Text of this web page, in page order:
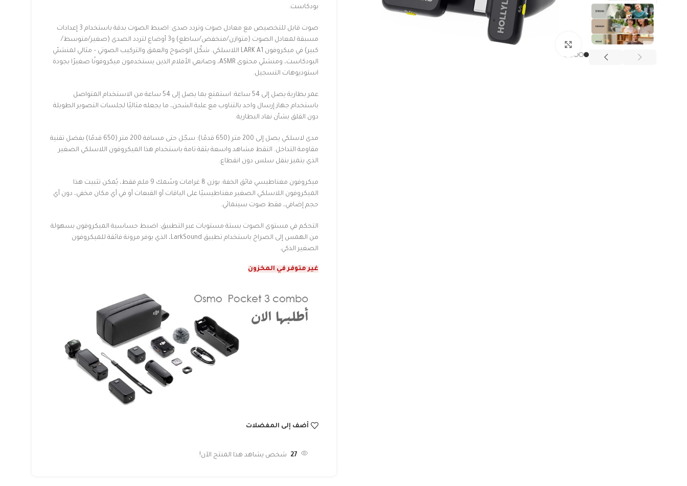
Click to enlarge
بودكاست.
صوت قابل للتخصيص مع معادل صوت وتردد صدى: اضبط الصوت بدقة باستخدام 3 إعدادات
مسبقة لمعادل الصوت (متوازن/منخفض/ساطع) و3 أوضاع لتردد الصدى (صغير/متوسط/
كبير) في ميكروفون LARK A1 اللاسلكي. شكّل الوضوح والعمق والتركيب الصوتي – مثالي لمنشئي
البودكاست، ومنشئي محتوى ASMR، وصانعي الأفلام الذين يستخدمون ميكروفونًا صغيرًا بجودة
استوديوهات التسجيل.
عمر بطارية يصل إلى 54 ساعة: استمتع بما يصل إلى 54 ساعة من الاستخدام المتواصل
باستخدام جهاز إرسال واحد بالتناوب مع علبة الشحن، ما يجعله مثاليًا لجلسات التصوير الطويلة
دون القلق بشأن نفاد البطارية.
مدى لاسلكي يصل إلى 200 متر (650 قدمًا): سجّل حتى مسافة 200 متر (650 قدمًا) بفضل تقنية
مقاومة التداخل. التقط مشاهد واسعة بثقة تامة باستخدام هذا الميكروفون اللاسلكي الصغير
الذي يتميز بنقل سلس دون انقطاع.
ميكروفون مغناطيسي فائق الخفة: بوزن 8 غرامات وسُمك 9 ملم فقط، يُمكن تثبيت هذا
الميكروفون اللاسلكي الصغير مغناطيسيًا على الياقات أو القبعات أو في أي مكان مخفي، دون أي
حجم إضافي، فقط صوت سينمائي.
التحكم في مستوى الصوت بستة مستويات عبر التطبيق: اضبط حساسية الميكروفون بسهولة
من الهمس إلى الصراخ باستخدام تطبيق LarkSound، الذي يوفر مرونة فائقة للميكروفون
الصغير الذكي.
غير متوفر في المخزون
أضف إلى المفضلات
27 شخص يشاهد هذا المنتج الآن!